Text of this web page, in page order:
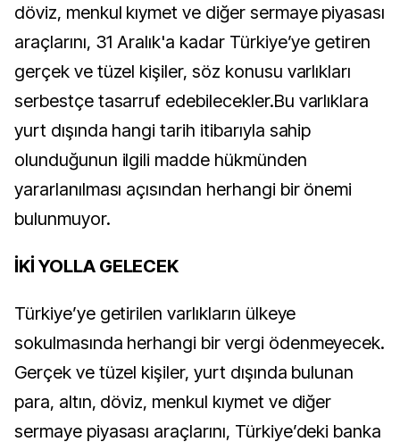
döviz, menkul kıymet ve diğer sermaye piyasası
araçlarını, 31 Aralık'a kadar Türkiye’ye getiren
gerçek ve tüzel kişiler, söz konusu varlıkları
serbestçe tasarruf edebilecekler.Bu varlıklara
yurt dışında hangi tarih itibarıyla sahip
olunduğunun ilgili madde hükmünden
yararlanılması açısından herhangi bir önemi
bulunmuyor.
İKİ YOLLA GELECEK
Türkiye’ye getirilen varlıkların ülkeye
sokulmasında herhangi bir vergi ödenmeyecek.
Gerçek ve tüzel kişiler, yurt dışında bulunan
para, altın, döviz, menkul kıymet ve diğer
sermaye piyasası araçlarını, Türkiye’deki banka